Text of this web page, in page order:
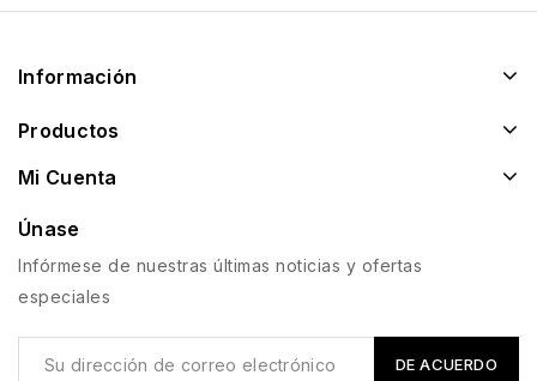
Información
Productos
Mi Cuenta
Únase
Infórmese de nuestras últimas noticias y ofertas
especiales